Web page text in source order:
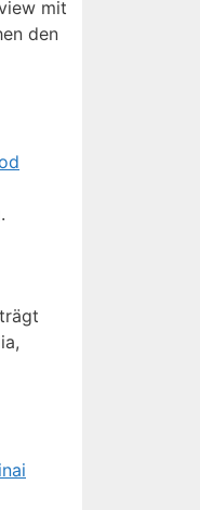
mit
den